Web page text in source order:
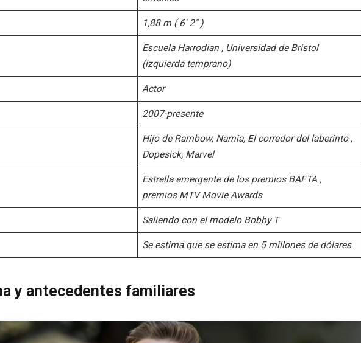
1,88 m ( 6′ 2″ )
Escuela Harrodian , Universidad de Bristol
(izquierda temprano)
Actor
2007-presente
Hijo de Rambow, Narnia, El corredor del laberinto ,
Dopesick, Marvel
Estrella emergente de los premios BAFTA ,
premios MTV Movie Awards
Saliendo con el modelo Bobby T
Se estima que se estima en 5 millones de dólares
y antecedentes familiares